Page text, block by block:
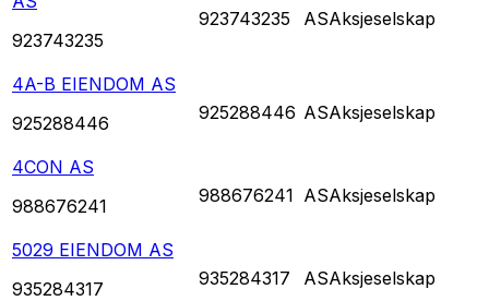
923743235
923743235 ASAksjeselskap
4A-B EIENDOM AS
925288446
925288446 ASAksjeselskap
4CON AS
988676241
988676241 ASAksjeselskap
5029 EIENDOM AS
935284317
935284317 ASAksjeselskap